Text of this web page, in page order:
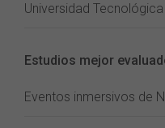
Universidad
Estudios mejor
Eventos inmersivos de